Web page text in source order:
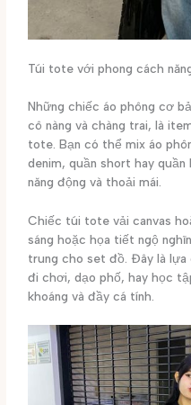
Túi tote với phong cách
Những chiếc áo phông cơ
cô nàng và chàng trai, là
tote. Bạn có thể mix áo
denim, quần short hay
năng động và thoải mái.
Chiếc túi tote vải canvas
sáng hoặc họa tiết ngộ
trung cho set đồ. Đây là
đi chơi, dạo phố, hay học
khoáng và đầy cá tính.